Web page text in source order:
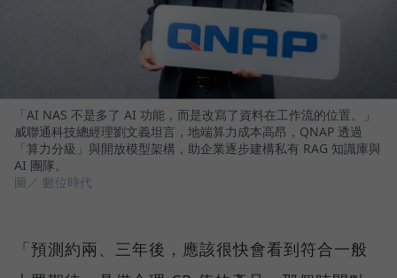
「AI NAS 不是多了 AI 功能，而是改寫了資料在工作流的位置。」
威聯通科技總經理劉文義坦言，地端算力成本高昂，QNAP 透過
「算力分級」與開放模型架構，助企業逐步建構私有 RAG 知識庫與
AI 團隊。
圖／ 數位時代
「預測約兩、三年後，應該很快會看到符合一般